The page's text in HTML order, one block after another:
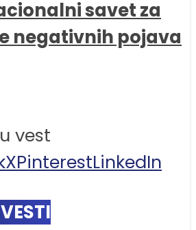
savet za
negativnih pojava
vest
XPinterestLinkedIn